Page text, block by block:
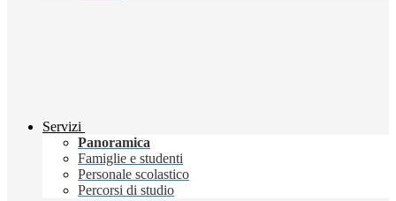
Servizi
Panoramica
Famiglie e studenti
Personale scolastico
Percorsi di studio